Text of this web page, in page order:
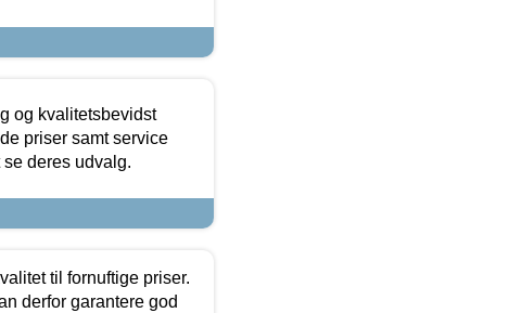
og kvalitetsbevidst
priser samt service
deres udvalg.
til fornuftige priser.
derfor garantere god